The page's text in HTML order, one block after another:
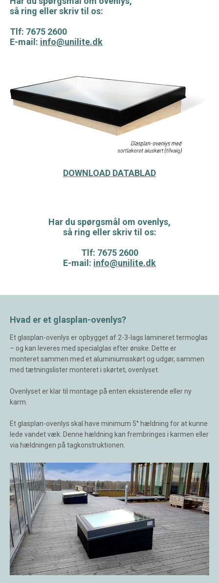
så ring eller skriv til os:
Tlf: 7675 2600
E-mail: info@unilite.dk
DOWNLOAD DATABLAD
Har du spørgsmål om ovenlys,
så ring eller skriv til os:
Tlf: 7675 2600
E-mail: info@unilite.dk
Hvad er et glasplan-ovenlys?
Et glasplan-ovenlys er opbygget af 2-3-lags lamineret termoglas
– og kan leveres med specialglas efter ønske. Dette er
monteret sammen med et aluminiumsskørt og udgør, sammen
med tætningslister monteret i skørtet, ovenlyset.
Ovenlyset er klar til montage på enten eksisterende eller ny
karm.
Et glasplan-ovenlys skal have minimum 5° hældning for at kunne
lede vandet væk. Denne hældning kan frembringes i karmen eller
via hældningen på tagkonstruktionen.